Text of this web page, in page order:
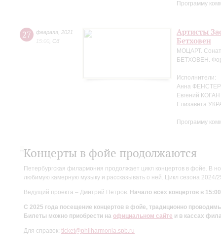
Программу
27 февраля 2021
15:00 Сб
Артисты
Бетховен
МОЦАРТ.
БЕТХОВЕН.
Исполнители:
Анна ФЕНСТЕР
Евгений
Елизавета
Программу
Концерты в фойе продолжаются
Петербургская филармония продолжает цикл концертов в фойе. В
любимую камерную музыку и рассказывать о ней. Цикл сезона
Ведущий проекта – Дмитрий Петров. Начало всех концертов в
С 2025 года посещение концертов в фойе, традиционно
Билеты можно приобрести на официальном сайте и в кассах
Для справок: ticket@philharmonia.spb.ru